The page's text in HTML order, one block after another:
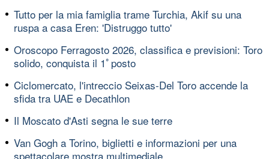
Tutto per la mia famiglia trame Turchia, Akif su una
ruspa a casa Eren: 'Distruggo tutto'
Oroscopo Ferragosto 2026, classifica e previsioni: Toro
solido, conquista il 1ﾟposto
Ciclomercato, l'intreccio Seixas-Del Toro accende la
sfida tra UAE e Decathlon
Il Moscato d'Asti segna le sue terre
Van Gogh a Torino, biglietti e informazioni per una
spettacolare mostra multimediale